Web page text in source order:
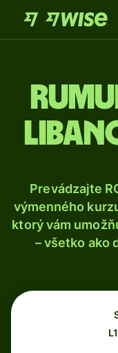
Prevádzajte
výmenného
ktorý vám
– všetko ako